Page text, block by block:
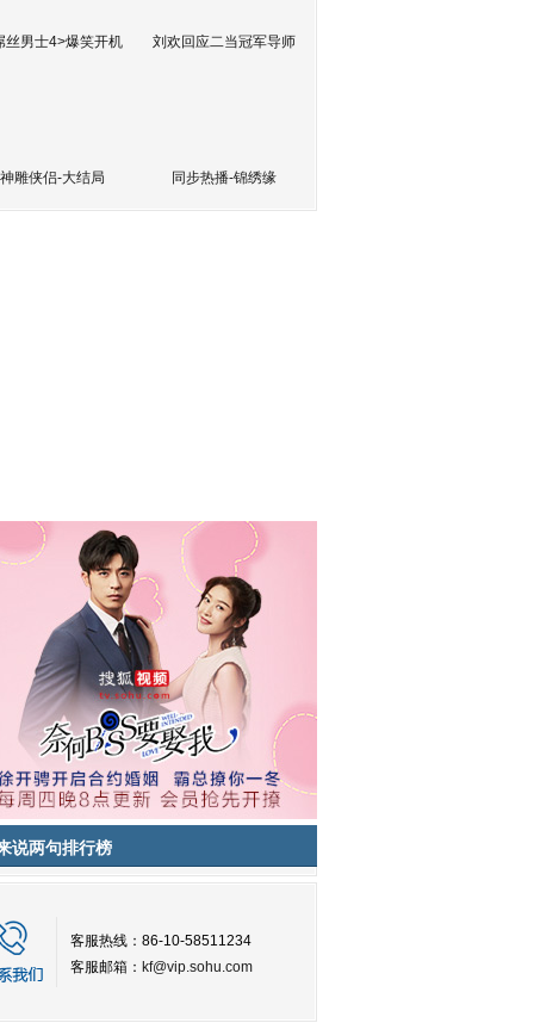
丝男士4>爆笑开机 刘欢回应二当冠军导师
神雕侠侣-大结局 同步热播-锦绣缘
说两句排行榜
客服热线：86-10-58511234
客服邮箱： kf@vip.sohu.com